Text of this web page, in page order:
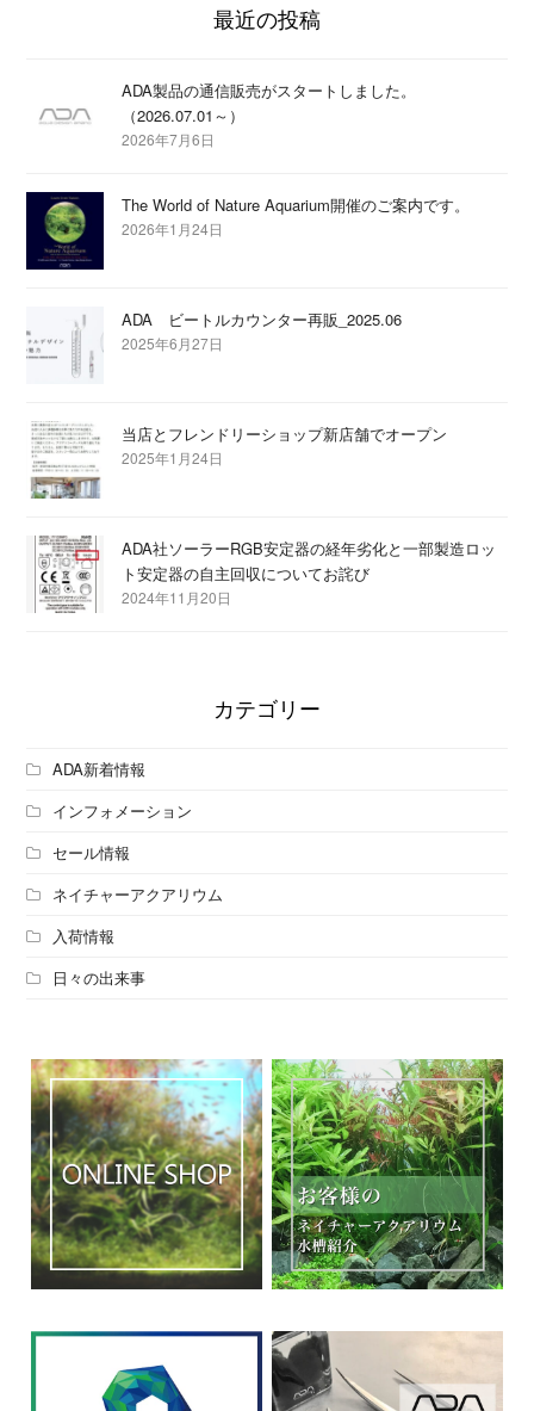
最近の投稿
ADA製品の通信販売がスタートしました。
（2026.07.01～）
2026年7月6日
The World of Nature Aquarium開催のご案内です。
2026年1月24日
ADA ビートルカウンター再販_2025.06
2025年6月27日
当店とフレンドリーショップ新店舗でオープン
2025年1月24日
ADA社ソーラーRGB安定器の経年劣化と一部製造ロッ
ト安定器の自主回収についてお詫び
2024年11月20日
カテゴリー
ADA新着情報
インフォメーション
セール情報
ネイチャーアクアリウム
入荷情報
日々の出来事